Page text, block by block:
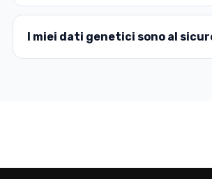
I miei dati genetici sono al